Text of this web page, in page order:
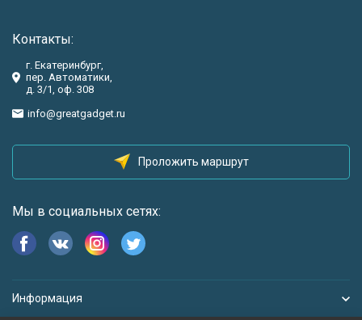
Контакты:
г. Екатеринбург,
пер. Автоматики,
д. 3/1, оф. 308
info@greatgadget.ru
Проложить маршрут
Мы в социальных сетях:
Информация